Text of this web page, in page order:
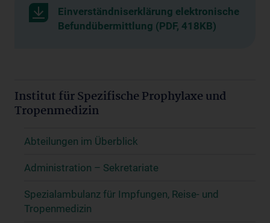
Einverständniserklärung elektronische
Befundübermittlung (PDF, 418KB)
Institut für Spezifische Prophylaxe und
Tropenmedizin
Abteilungen im Überblick
Administration – Sekretariate
Spezialambulanz für Impfungen, Reise- und
Tropenmedizin